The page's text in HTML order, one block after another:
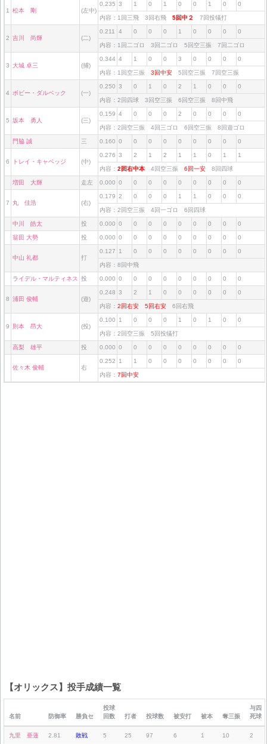
1 松本 剛 (左中)
0.235 3 1 0 1 0 0 1 0 0
内容：1回三飛 3回右飛 5回中２ 7回投犠打
2 吉川 尚輝 (二)
0.211 4 0 0 0 1 0 0 0 0
内容：1回二ゴロ 3回二ゴロ 5回空三振 7回二ゴロ
3 大城 卓三 (捕)
0.344 4 1 0 0 3 0 0 0 0
内容：1回空三振 3回中安 5回空三振 7回空三振
4 ボビー・ダルベック (一)
0.250 3 0 1 0 2 1 0 0 0
内容：2回四球 3回空三振 6回空三振 8回中飛
5 坂本 勇人 (三)
0.159 4 0 0 0 2 0 0 0 0
内容：2回空三振 4回三ゴロ 6回空三振 8回遊ゴロ
門脇 誠 三 0.160 0 0 0 0 0 0 0 0 0
6 トレイ・キャベッジ (中)
0.276 3 2 1 2 1 1 0 1 1
内容： 2回右中本 4回空三振 6回一安 8回四球
増田 大輝 走左 0.000 0 0 0 0 0 0 0 0 0
7 丸 佳浩 (右)
0.179 2 0 0 0 1 1 0 0 0
内容：2回空三振 4回一ゴロ 6回四球
中川 皓太 投 0.000 0 0 0 0 0 0 0 0 0
翁田 大勢 投 0.000 0 0 0 0 0 0 0 0 0
中山 礼都 打
0.127 1 0 0 0 0 0 0 0 0
内容：8回中飛
ライデル・マルティネス 投 0.000 0 0 0 0 0 0 0 0 0
8 浦田 俊輔 (遊)
0.248 3 2 1 0 0 0 0 0 0
内容： 2回右安 5回右安 6回右飛
9 則本 昂大 (投)
0.100 1 0 0 0 1 0 1 0 0
内容：2回空三振 5回投犠打
高梨 雄平 投 0.000 0 0 0 0 0 0 0 0 0
佐々木 俊輔 右
0.252 1 1 0 0 0 0 0 0 0
内容： 7回中安
【オリックス】投手成績一覧
名前 防御率 勝負セ
投球
回数
打者 投球数 被安打 被本 奪三振
与四
死球
九里 亜蓮 2.81 敗戦 5 25 97 6 1 10 2